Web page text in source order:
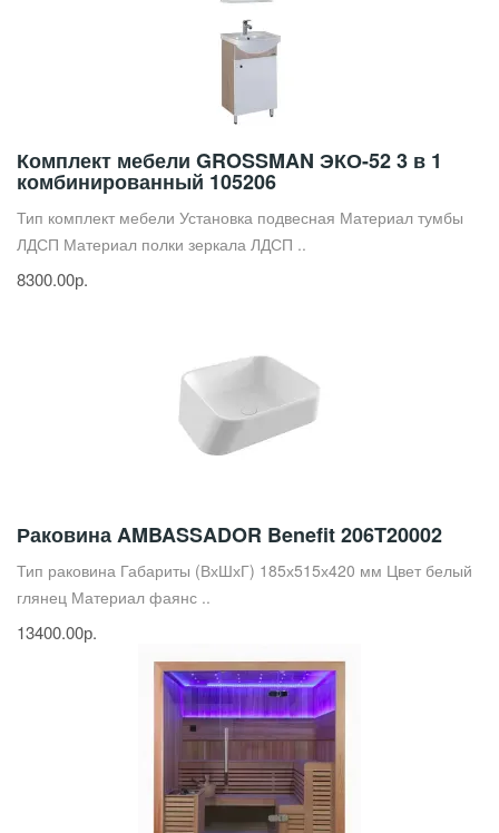
Комплект мебели GROSSMAN ЭКО-52 3 в 1
комбинированный 105206
Тип комплект мебели Установка подвесная Материал тумбы
ЛДСП Материал полки зеркала ЛДСП ..
8300.00р.
Раковина AMBASSADOR Benefit 206T20002
Тип раковина Габариты (ВхШхГ) 185х515х420 мм Цвет белый
глянец Материал фаянс ..
13400.00р.